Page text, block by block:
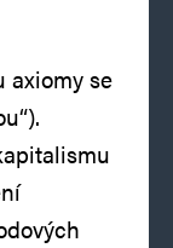
axiomy se